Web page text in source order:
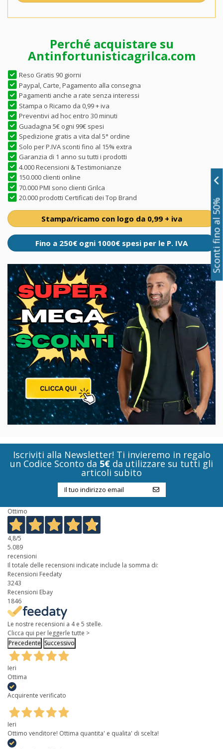
Perché acquistare su
Antinfortunisticagrilca.com
Reso Gratis 90 giorni
Paypal, Carte, Pagamento alla consegna
Pagamenti anche a rate senza interessi
Stampa o Ricamo da 0,99 + iva
Preventivi ad hoc entro 30 minuti
Guadagna 5€ ogni 99€ spesi
Spedizione gratis a vita dal 5° ordine
Solo per P.IVA sconti fino al 15% extra
Garanzia di 1 anno su tutti i prodotti
4.000 Recensioni & Testimonianze
150.000 clienti online
70.000 PMI sono clienti Grilca
20.000 prodotti Certificati dei Top Brand
Stampa/ricamo con logo da 0,99 + iva
Fino a 250€ ogni 1000€ spesi per le P. IVA
Iscriviti alla Newsletter! Ti invieremo in regalo
un Codice Sconto da 5€ da utilizzare su tutti gli
articoli subito
Ottimo
4,8/5
5.089
recensioni
Il totale delle recensioni indicate include la somma di:
Recensioni Feedaty
3243
Recensioni Ebay
1846
Le nostre recensioni a 4 e 5 stelle.
Clicca qui per leggerle tutte >
Precedente Successivo
Ieri
Ottima
Acquirente verificato
Ieri
Ottimo venditore! Ottima quantita' e qualita' di scelta!
Sconti fino al 50%